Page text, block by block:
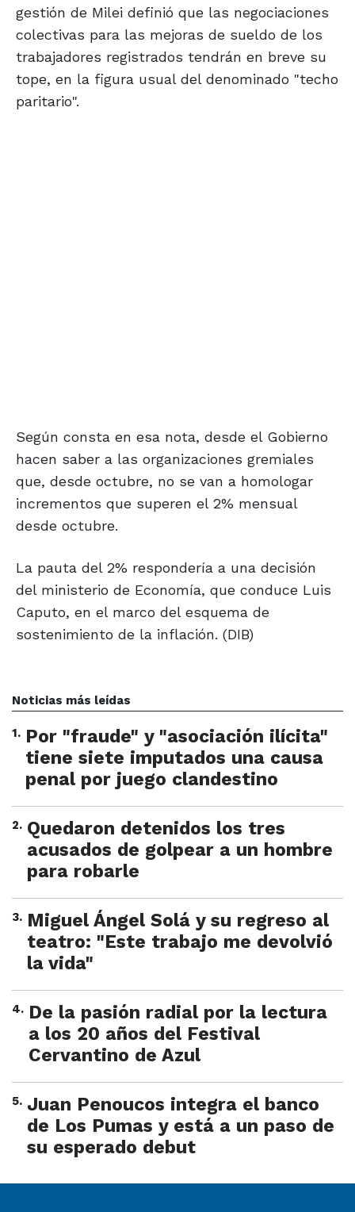
gestión de Milei definió que las negociaciones
colectivas para las mejoras de sueldo de los
trabajadores registrados tendrán en breve su
tope, en la figura usual del denominado "techo
paritario".
Según consta en esa nota, desde el Gobierno
hacen saber a las organizaciones gremiales
que, desde octubre, no se van a homologar
incrementos que superen el 2% mensual
desde octubre.
La pauta del 2% respondería a una decisión
del ministerio de Economía, que conduce Luis
Caputo, en el marco del esquema de
sostenimiento de la inflación. (DIB)
Noticias más leídas
1. Por "fraude" y "asociación ilícita"
tiene siete imputados una causa
penal por juego clandestino
2. Quedaron detenidos los tres
acusados de golpear a un hombre
para robarle
3. Miguel Ángel Solá y su regreso al
teatro: "Este trabajo me devolvió
la vida"
4. De la pasión radial por la lectura
a los 20 años del Festival
Cervantino de Azul
5. Juan Penoucos integra el banco
de Los Pumas y está a un paso de
su esperado debut